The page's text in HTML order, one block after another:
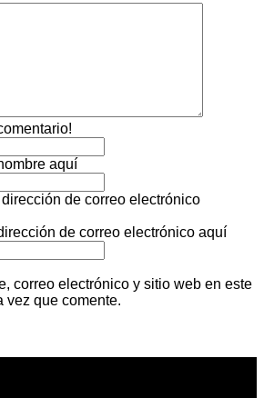
aquí
de correo electrónico
de correo electrónico aquí
correo electrónico y sitio web en este
vez que comente.